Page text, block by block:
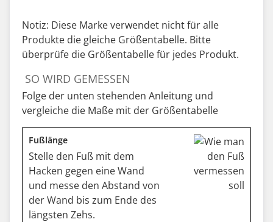
Notiz: Diese Marke verwendet nicht für alle
Produkte die gleiche Größentabelle. Bitte
überprüfe die Größentabelle für jedes Produkt.
SO WIRD GEMESSEN
Folge der unten stehenden Anleitung und
vergleiche die Maße mit der Größentabelle
Fußlänge
Stelle den Fuß mit dem
Hacken gegen eine Wand
und messe den Abstand von
der Wand bis zum Ende des
längsten Zehs.